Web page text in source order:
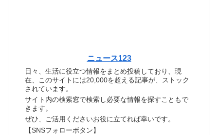
ニュース123
日々、生活に役立つ情報をまとめ投稿しており、現
在、このサイトには20,000を超える記事が、ストック
されています。
サイト内の検索窓で検索し必要な情報を探すこともで
きます。
ぜひ、ご活用くださいお役に立てれば幸いです。
【SNSフォローボタン】